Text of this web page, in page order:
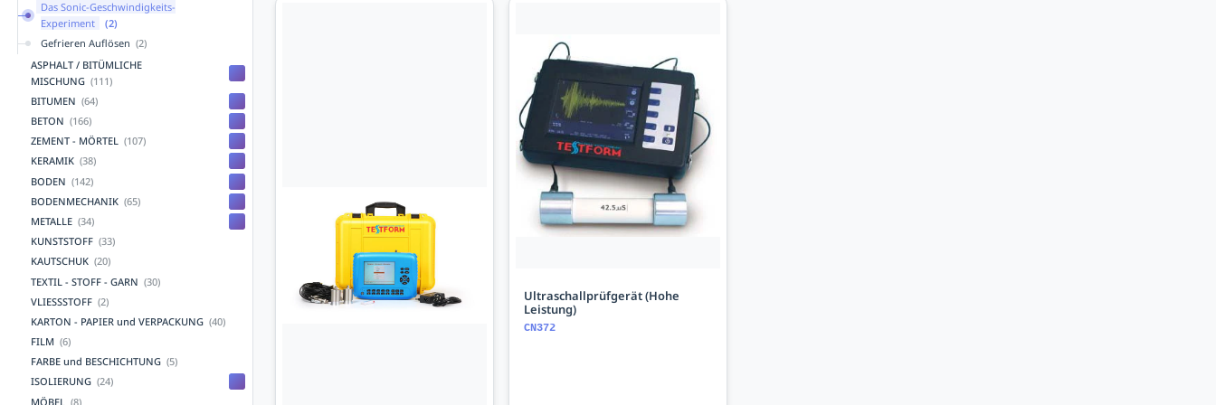
Das Sonic-Geschwindigkeits-
Experiment
(2)
Gefrieren Auflösen (2)
ASPHALT / BITÜMLICHE
MISCHUNG (111)
BITUMEN (64)
BETON (166)
ZEMENT - MÖRTEL (107)
KERAMIK (38)
BODEN (142)
BODENMECHANIK (65)
METALLE (34)
KUNSTSTOFF (33)
KAUTSCHUK (20)
TEXTIL - STOFF - GARN (30)
VLIESSSTOFF (2)
KARTON - PAPIER und VERPACKUNG (40)
FILM (6)
FARBE und BESCHICHTUNG (5)
ISOLIERUNG (24)
MÖBEL
(8)
Ultraschallprüfgerät (Hohe
Leistung)
CN372